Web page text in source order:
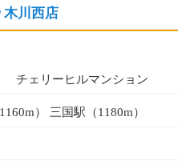
木川西店
チェリーヒルマンション
） 三国駅（1180m）